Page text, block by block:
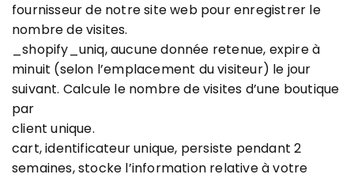
fournisseur de notre site web pour enregistrer le
nombre de visites.
_shopify_uniq, aucune donnée retenue, expire à
minuit (selon l’emplacement du visiteur) le jour
suivant. Calcule le nombre de visites d’une boutique
par
client unique.
cart, identificateur unique, persiste pendant 2
semaines, stocke l’information relative à votre